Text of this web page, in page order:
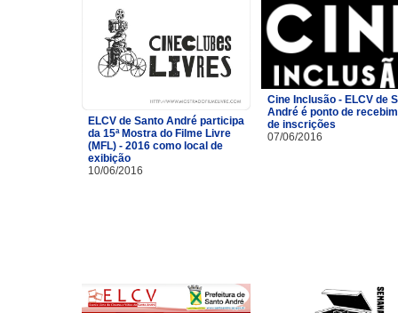
ELCV de Santo André participa
da 15ª Mostra do Filme Livre
(MFL) - 2016 como local de
exibição
10/06/2016
Cine Inclusão - ELCV de
André é ponto de
de inscrições
07/06/2016